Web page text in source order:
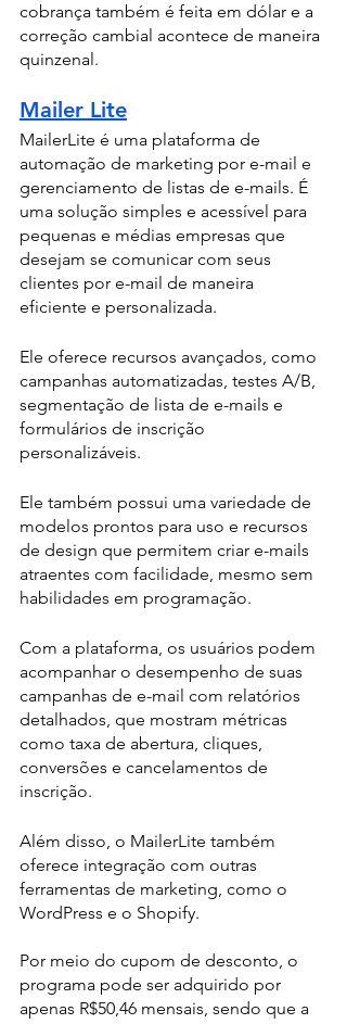
cobrança também é feita em dólar e a
correção cambial acontece de maneira
quinzenal.
Mailer Lite
MailerLite é uma plataforma de
automação de marketing por e-mail e
gerenciamento de listas de e-mails. É
uma solução simples e acessível para
pequenas e médias empresas que
desejam se comunicar com seus
clientes por e-mail de maneira
eficiente e personalizada.
Ele oferece recursos avançados, como
campanhas automatizadas, testes A/B,
segmentação de lista de e-mails e
formulários de inscrição
personalizáveis.
Ele também possui uma variedade de
modelos prontos para uso e recursos
de design que permitem criar e-mails
atraentes com facilidade, mesmo sem
habilidades em programação.
Com a plataforma, os usuários podem
acompanhar o desempenho de suas
campanhas de e-mail com relatórios
detalhados, que mostram métricas
como taxa de abertura, cliques,
conversões e cancelamentos de
inscrição.
Além disso, o MailerLite também
oferece integração com outras
ferramentas de marketing, como o
WordPress e o Shopify.
Por meio do cupom de desconto, o
programa pode ser adquirido por
apenas R$50,46 mensais, sendo que a